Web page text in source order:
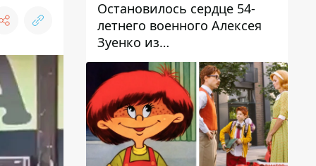
Остановилось сердце 54-
летнего военного Алексея
Зуенко из
Днепропетровской области